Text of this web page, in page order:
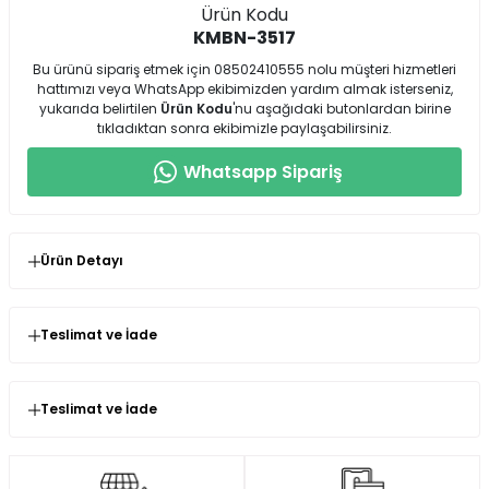
Ürün Kodu
KMBN-3517
Bu ürünü sipariş etmek için 08502410555 nolu müşteri hizmetleri
hattımızı veya WhatsApp ekibimizden yardım almak isterseniz,
yukarıda belirtilen Ürün Kodu'nu aşağıdaki butonlardan birine
tıkladıktan sonra ekibimizle paylaşabilirsiniz.
Whatsapp Sipariş
Ürün Detayı
Teslimat ve İade
siparişinizi teslim aldığınız andan itibaren 14 gündür.
değişime gönderebilirsiniz.
Teslimat ve İade
Ürün incelemeleriniz ile gurur duyuyoruz ve